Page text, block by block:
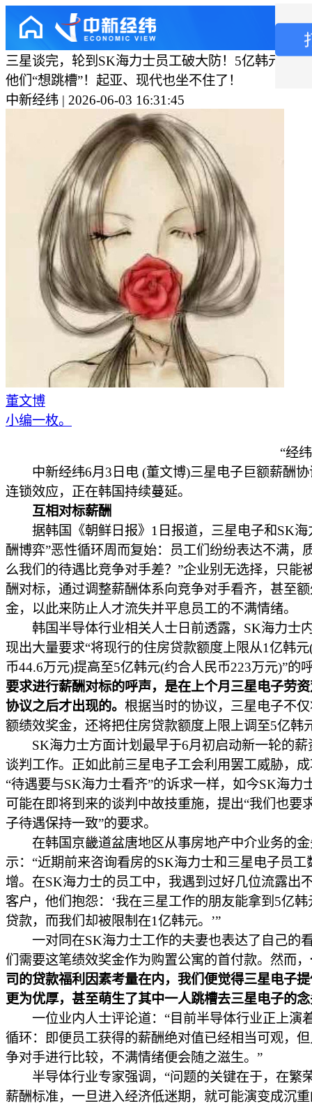
三星谈完，轮到SK海力士员工破大防！5亿韩元房贷
他们“想跳槽”！起亚、现代也坐不住了！
中新经纬 | 2026-06-03 16:31:45
董文博
小编一枚。
“经
中新经纬6月3日电 (董文博)三星电子巨额薪酬协
连锁效应，正在韩国持续蔓延。
互相对标薪酬
据韩国《朝鲜日报》1日报道，三星电子和SK海
酬博弈”恶性循环周而复始：员工们纷纷表达不满，
么我们的待遇比竞争对手差？”企业别无选择，只能
酬对标，通过调整薪酬体系向竞争对手看齐，甚至
金，以此来防止人才流失并平息员工的不满情绪。
韩国半导体行业相关人士日前透露，SK海力士
现出大量要求“将现行的住房贷款额度上限从1亿韩
币44.6万元)提高至5亿韩元(约合人民币223万元)”的
要求进行薪酬对标的呼声，是在上个月三星电子劳
协议之后才出现的。 根据当时的协议，三星电子不
额绩效奖金，还将把住房贷款额度上限上调至5亿韩
SK海力士方面计划最早于6月初启动新一轮的薪
谈判工作。正如此前三星电子工会利用罢工威胁，
“待遇要与SK海力士看齐”的诉求一样，如今SK海力
可能在即将到来的谈判中故技重施，提出“我们也要
子待遇保持一致”的要求。
在韩国京畿道盆唐地区从事房地产中介业务的金
示：“近期前来咨询看房的SK海力士和三星电子员工
增。在SK海力士的员工中，我遇到过好几位流露出
客户，他们抱怨：‘我在三星工作的朋友能拿到5亿韩
贷款，而我们却被限制在1亿韩元。’”
一对同在SK海力士工作的夫妻也表达了自己的
们需要这笔绩效奖金作为购置公寓的首付款。然而，
司的贷款福利因素考量在内，我们便觉得三星电子
更为优厚，甚至萌生了其中一人跳槽去三星电子的
一位业内人士评论道：“目前半导体行业正上演
循环：即便员工获得的薪酬绝对值已经相当可观，
争对手进行比较，不满情绪便会随之滋生。”
半导体行业专家强调，“问题的关键在于，在繁
薪酬标准，一旦进入经济低迷期，就可能演变成沉